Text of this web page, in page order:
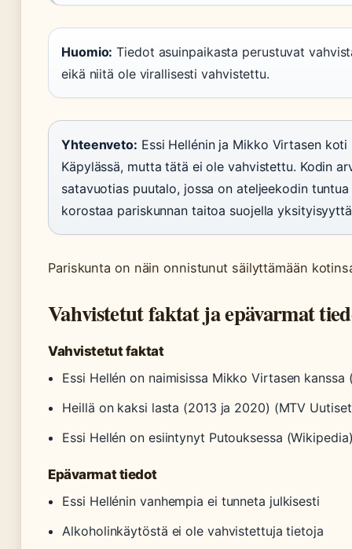
Huomio: Tiedot asuinpaikasta perustuvat
eikä niitä ole virallisesti vahvistettu.
Yhteenveto: Essi Hellénin ja Mikko Virtasen
Käpylässä, mutta tätä ei ole vahvistettu. Kodin
satavuotias puutalo, jossa on ateljeekodin tuntua
korostaa pariskunnan taitoa suojella
Pariskunta on näin onnistunut säilyttämään
Vahvistetut faktat ja epävarmat
Vahvistetut faktat
Essi Hellén on naimisissa Mikko Virtasen kanssa
Heillä on kaksi lasta (2013 ja 2020) (MTV
Essi Hellén on esiintynyt Putouksessa
Epävarmat tiedot
Essi Hellénin vanhempia ei tunneta julkisesti
Alkoholinkäytöstä ei ole vahvistettuja tietoja